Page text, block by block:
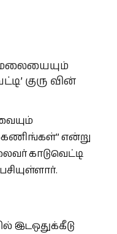
குரு வின்
என்று
காடுவெட்டி
இடஒதுக்கீடு